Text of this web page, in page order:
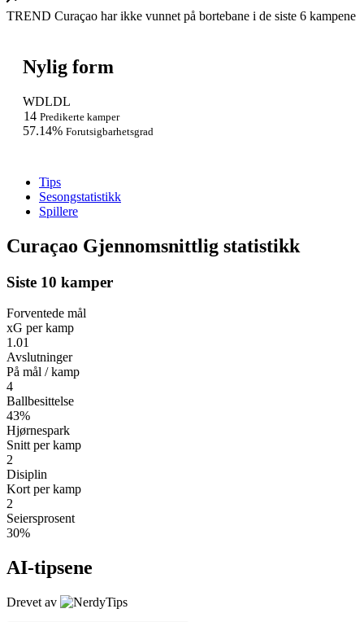
TREND Curaçao har ikke vunnet på bortebane i de siste 6 kampene
Nylig form
WDLDL
14 Predikerte kamper
57.14% Forutsigbarhetsgrad
Tips
Sesongstatistikk
Spillere
Curaçao Gjennomsnittlig statistikk
Siste 10 kamper
Forventede mål
xG per kamp
1.01
Avslutninger
På mål / kamp
4
Ballbesittelse
43%
Hjørnespark
Snitt per kamp
2
Disiplin
Kort per kamp
2
Seiersprosent
30%
AI-tipsene
Drevet av